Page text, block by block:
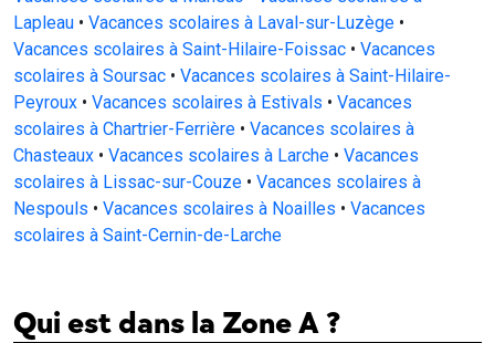
Lapleau • Vacances scolaires à Laval-sur-Luzège •
Vacances scolaires à Saint-Hilaire-Foissac • Vacances
scolaires à Soursac • Vacances scolaires à Saint-Hilaire-
Peyroux • Vacances scolaires à Estivals • Vacances
scolaires à Chartrier-Ferrière • Vacances scolaires à
Chasteaux • Vacances scolaires à Larche • Vacances
scolaires à Lissac-sur-Couze • Vacances scolaires à
Nespouls • Vacances scolaires à Noailles • Vacances
scolaires à Saint-Cernin-de-Larche
Qui est dans la Zone A ?